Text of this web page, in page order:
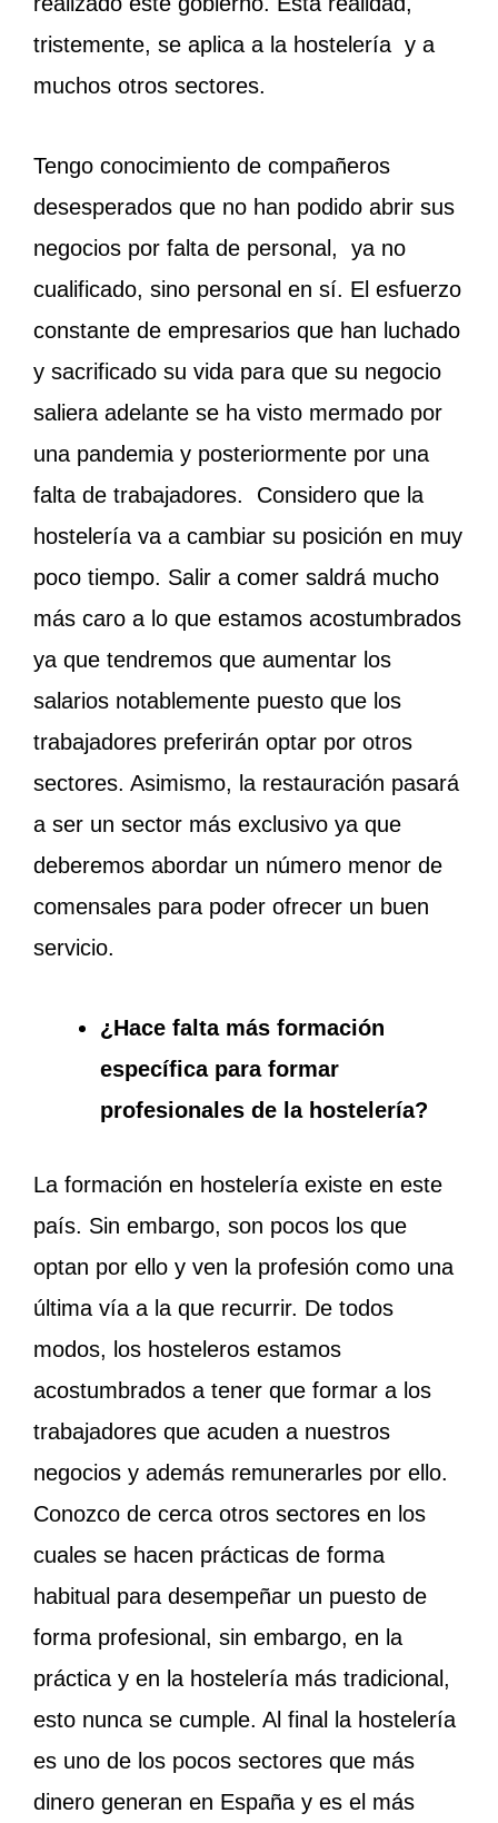
tristemente, se aplica a la hostelería y a
muchos otros sectores.
Tengo conocimiento de compañeros
desesperados que no han podido abrir sus
negocios por falta de personal, ya no
cualificado, sino personal en sí. El esfuerzo
constante de empresarios que han luchado
y sacrificado su vida para que su negocio
saliera adelante se ha visto mermado por
una pandemia y posteriormente por una
falta de trabajadores. Considero que la
hostelería va a cambiar su posición en muy
poco tiempo. Salir a comer saldrá mucho
más caro a lo que estamos acostumbrados
ya que tendremos que aumentar los
salarios notablemente puesto que los
trabajadores preferirán optar por otros
sectores. Asimismo, la restauración pasará
a ser un sector más exclusivo ya que
deberemos abordar un número menor de
comensales para poder ofrecer un buen
servicio.
¿Hace falta más formación
específica para formar
profesionales de la hostelería?
La formación en hostelería existe en este
país. Sin embargo, son pocos los que
optan por ello y ven la profesión como una
última vía a la que recurrir. De todos
modos, los hosteleros estamos
acostumbrados a tener que formar a los
trabajadores que acuden a nuestros
negocios y además remunerarles por ello.
Conozco de cerca otros sectores en los
cuales se hacen prácticas de forma
habitual para desempeñar un puesto de
forma profesional, sin embargo, en la
práctica y en la hostelería más tradicional,
esto nunca se cumple. Al final la hostelería
es uno de los pocos sectores que más
dinero generan en España y es el más